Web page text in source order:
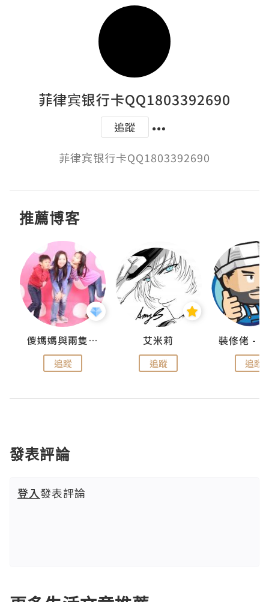
菲律宾银行卡QQ1803392690
追蹤
菲律宾银行卡QQ1803392690
推薦博客
儍媽媽與兩隻小魔怪之家
追蹤
艾米莉
追蹤 追蹤
發表評論
登入發表評論